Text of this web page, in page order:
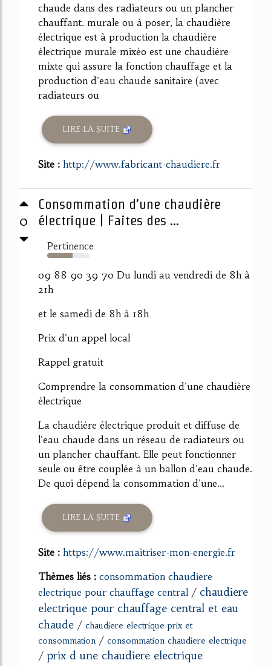
chaude dans des radiateurs ou un plancher
chauffant. murale ou à poser, la chaudière
électrique est à production la chaudière
électrique murale mixéo est une chaudière
mixte qui assure la fonction chauffage et la
production d'eau chaude sanitaire (avec
radiateurs ou
LIRE LA SUITE
Site : http://www.fabricant-chaudiere.fr
0
Consommation d’une chaudière
électrique | Faites des ...
Pertinence
60%
09 88 90 39 70 Du lundi au vendredi de 8h à
21h
et le samedi de 8h à 18h
Prix d'un appel local
Rappel gratuit
Comprendre la consommation d'une chaudière
électrique
La chaudière électrique produit et diffuse de
l'eau chaude dans un réseau de radiateurs ou
un plancher chauffant. Elle peut fonctionner
seule ou être couplée à un ballon d'eau chaude.
De quoi dépend la consommation d'une...
LIRE LA SUITE
Site : https://www.maitriser-mon-energie.fr
Thèmes liés : consommation chaudiere
electrique pour chauffage central / chaudiere
electrique pour chauffage central et eau
chaude / chaudiere electrique prix et
consommation / consommation chaudiere electrique
/ prix d une chaudiere electrique